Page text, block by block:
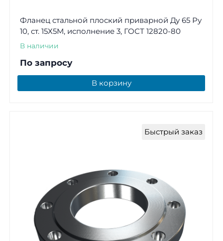
Фланец стальной плоский приварной Ду 65 Ру
10, ст. 15Х5М, исполнение 3, ГОСТ 12820-80
В наличии
По запросу
В корзину
Быстрый заказ